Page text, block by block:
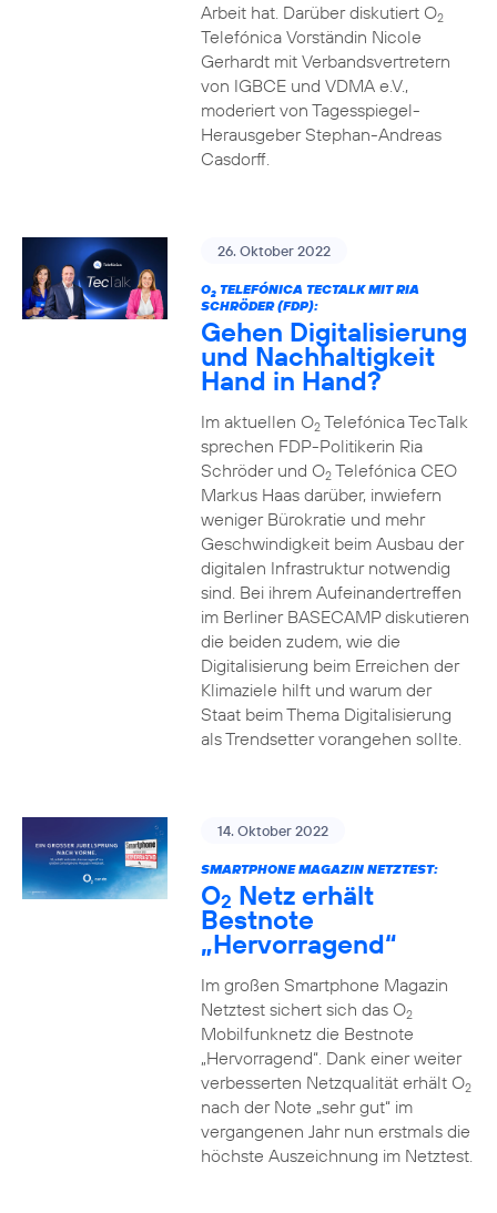
Arbeit hat. Darüber diskutiert O2
Telefónica Vorständin Nicole
Gerhardt mit Verbandsvertretern
von IGBCE und VDMA e.V.,
moderiert von Tagesspiegel-
Herausgeber Stephan-Andreas
Casdorff.
26. Oktober 2022
O2TELEFÓNICA TECTALK MIT RIA
SCHRÖDER (FDP):
Gehen Digitalisierung
und Nachhaltigkeit
Hand in Hand?
Im aktuellen O2Telefónica TecTalk
sprechen FDP-Politikerin Ria
Schröder und O2Telefónica CEO
Markus Haas darüber, inwiefern
weniger Bürokratie und mehr
Geschwindigkeit beim Ausbau der
digitalen Infrastruktur notwendig
sind. Bei ihrem Aufeinandertreffen
im Berliner BASECAMP diskutieren
die beiden zudem, wie die
Digitalisierung beim Erreichen der
Klimaziele hilft und warum der
Staat beim Thema Digitalisierung
als Trendsetter vorangehen sollte.
14. Oktober 2022
SMARTPHONE MAGAZIN NETZTEST:
O2 Netz erhält
Bestnote
„Hervorragend“
Im großen Smartphone Magazin
Netztest sichert sich das O2
Mobilfunknetz die Bestnote
„Hervorragend“. Dank einer weiter
verbesserten Netzqualität erhält O2
nach der Note „sehr gut“ im
vergangenen Jahr nun erstmals die
höchste Auszeichnung im Netztest.